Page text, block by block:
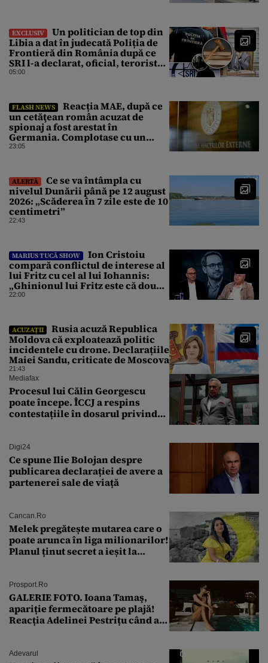
EXCLUSIV
Un politician de top din
Libia a dat în judecată Poliția de
Frontieră din România după ce
SRI l-a declarat, oficial, terorist
ISIS
05:00
FLASH NEWS
Reacția MAE, după ce
un cetăţean român acuzat de
spionaj a fost arestat în
Germania. Complotase cu un
ucrainean ca să asasineze un
23:05
ALERTĂ
Ce se va întâmpla cu
nivelul Dunării până pe 12 august
2026: „Scăderea în 7 zile este de 10
centimetri”
22:43
MARIUS TUCĂ SHOW
Ion Cristoiu
compară conflictul de interese al
lui Fritz cu cel al lui Iohannis:
„Ghinionul lui Fritz este că două
instanțe l-au declarat
22:00
ACUZAȚII
Rusia acuză Republica
Moldova că exploatează politic
incidentele cu drone. Declarațiile
Maiei Sandu, criticate de Moscova
21:43
Mediafax
Procesul lui Călin Georgescu
poate începe. ÎCCJ a respins
contestațiile în dosarul privind
Digi24
Ce spune Ilie Bolojan despre
publicarea declarației de avere a
partenerei sale de viață
Cancan.ro
Melek pregătește mutarea care o
poate arunca în liga milionarilor!
Planul ținut secret a ieșit la
Prosport.ro
GALERIE FOTO. Ioana Tamaş,
apariție fermecătoare pe plajă!
Reacția Adelinei Pestrițu când a
Adevarul